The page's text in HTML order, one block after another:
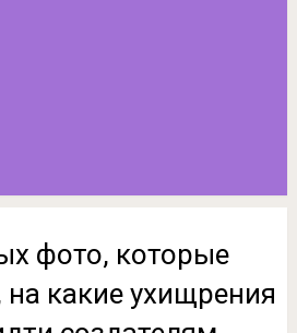
фото, которые
какие ухищрения